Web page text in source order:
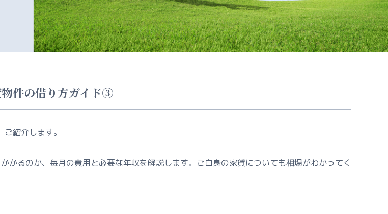
件の借り方ガイド③
紹介します。
るのか、毎月の費用と必要な年収を解説します。ご自身の家賃についても相場がわかってく